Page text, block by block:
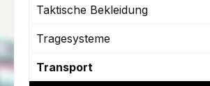
Taktische Bekleidung
Tragesysteme
Transport